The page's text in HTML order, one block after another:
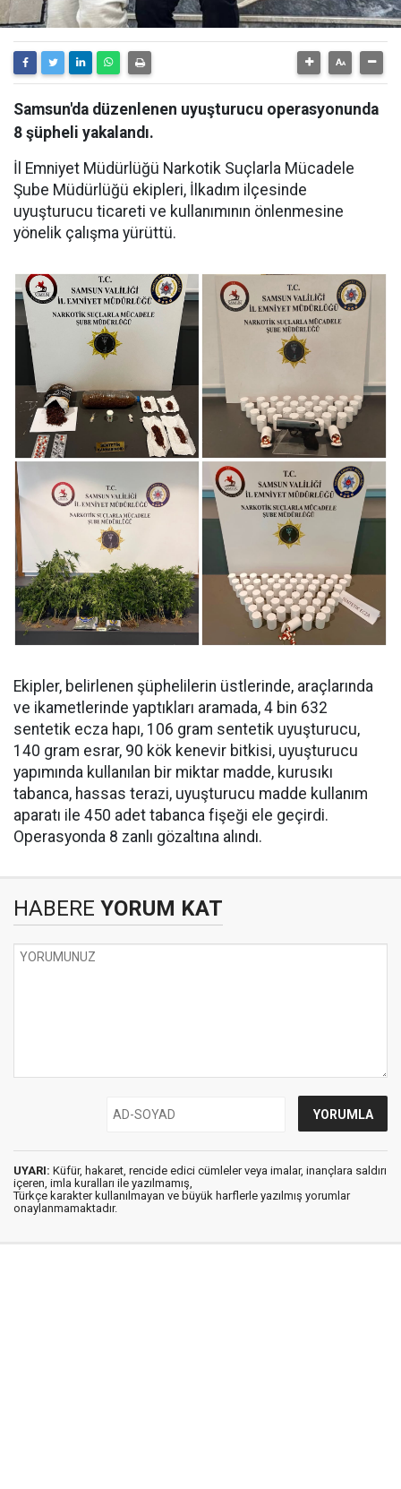
Samsun'da düzenlenen uyuşturucu operasyonunda
8 şüpheli yakalandı.
İl Emniyet Müdürlüğü Narkotik Suçlarla Mücadele
Şube Müdürlüğü ekipleri, İlkadım ilçesinde
uyuşturucu ticareti ve kullanımının önlenmesine
yönelik çalışma yürüttü.
Ekipler, belirlenen şüphelilerin üstlerinde, araçlarında
ve ikametlerinde yaptıkları aramada, ⁠4 bin 632
sentetik ecza hapı, 106 gram sentetik uyuşturucu,
140 gram esrar, 90 kök kenevir bitkisi, uyuşturucu
yapımında kullanılan bir miktar madde, kurusıkı
tabanca, hassas terazi, uyuşturucu madde kullanım
aparatı ile 450 adet tabanca fişeği ele geçirdi.
Operasyonda 8 zanlı gözaltına alındı.
HABERE YORUM KAT
UYARI: Küfür, hakaret, rencide edici cümleler veya imalar, inançlara saldırı
içeren, imla kuralları ile yazılmamış,
Türkçe karakter kullanılmayan ve büyük harflerle yazılmış yorumlar
onaylanmamaktadır.